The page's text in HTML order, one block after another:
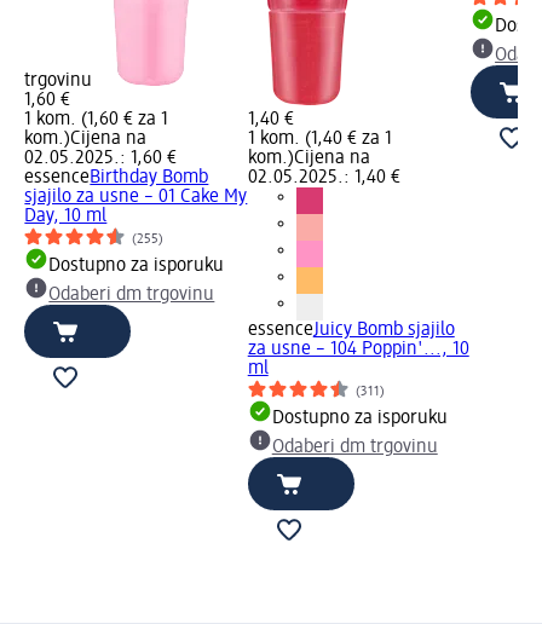
trgovinu
1,60 €
1 kom. (1,60 € za 1
kom.)Cijena na
02.05.2025.: 1,60 €
essenceBirthday Bomb
sjajilo za usne – 01 Cake My
Day, 10 ml
(255)
Dostupno za isporuku
Odaberi dm trgovinu
1,40 €
1 kom. (1,40 € za 1
kom.)Cijena na
02.05.2025.: 1,40 €
essenceJuicy Bomb sjajilo
za usne – 104 Poppin'..., 10
ml
(311)
Dostupno za isporuku
Odaberi dm trgovinu